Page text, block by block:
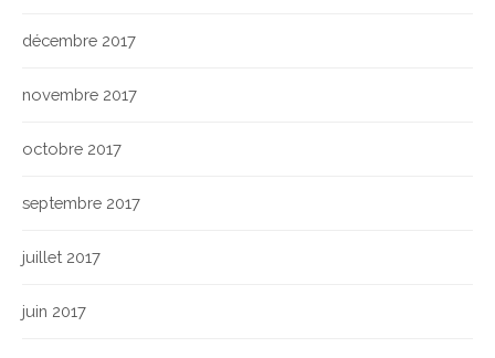
décembre 2017
novembre 2017
octobre 2017
septembre 2017
juillet 2017
juin 2017